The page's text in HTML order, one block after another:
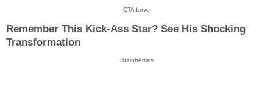
CTA Love
Remember This Kick-Ass Star? See His Shocking
Transformation
Brainberries